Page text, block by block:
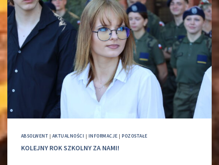
ABSOLWENT | AKTUALNOŚCI | INFORMACJE |POZOSTAŁE
KOLEJNY ROK SZKOLNY ZA NAMI!